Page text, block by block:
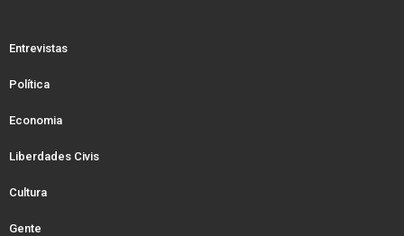
Entrevistas
Política
Economia
Liberdades Civis
Cultura
Gente